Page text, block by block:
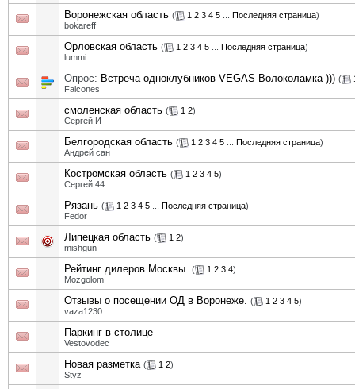
Воронежская область ( 1 2 3 4 5 Последняя страница)
bokareff
Орловская область ( 1 2 3 4 5 Последняя страница)
lummi
Опрос: Встреча одноклубников VEGAS-Волоколамка ))) (
Falcones
смоленская область ( 1 2)
Сергей И
Белгородская область ( 1 2 3 4 5 Последняя страница)
Андрей сан
Костромская область ( 1 2 3 4 5)
Сергей 44
Рязань ( 1 2 3 4 5 Последняя страница)
Fedor
Липецкая область ( 1 2)
mishgun
Рейтинг дилеров Москвы. ( 1 2 3 4)
Mozgolom
Отзывы о посещении ОД в Воронеже. ( 1 2 3 4 5)
vaza1230
Паркинг в столице
Vestovodec
Новая разметка ( 1 2)
Styz